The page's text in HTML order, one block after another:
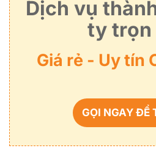
Dịch vụ
ty trọn
Giá rẻ - Uy tín
GỌI NGAY ĐỂ